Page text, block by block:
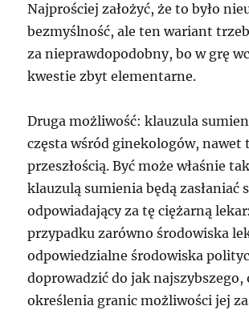
Najprościej założyć, że to było
bezmyślność, ale ten wariant
za nieprawdopodobny, bo w grę
kwestie zbyt elementarne.
Druga możliwość: klauzula
częsta wśród ginekologów, nawet
przeszłością. Być może właśnie
klauzulą sumienia będą zasłaniać
odpowiadający za tę ciężarną
przypadku zarówno środowiska
odpowiedzialne środowiska
doprowadzić do jak
określenia granic możliwości jej